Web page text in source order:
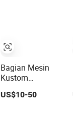
Bagian Mesin
Kustom
Aluminium
Anodized untuk
US$10-50